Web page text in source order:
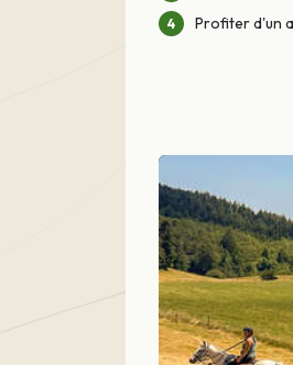
Profiter d'un